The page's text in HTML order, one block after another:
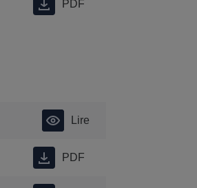
PDF
Lire
PDF